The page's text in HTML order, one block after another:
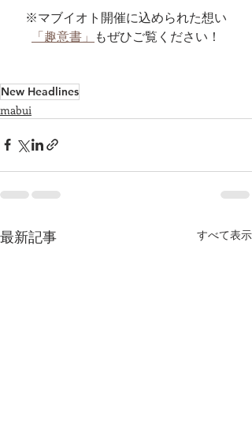
※マブイオト開催に込められた想い
「趣意書」 もぜひご覧ください！
New Headlines
mabui
最新記事 すべて表示